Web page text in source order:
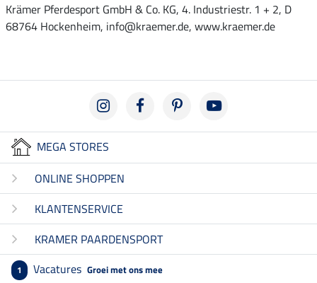
Krämer Pferdesport GmbH & Co. KG, 4. Industriestr. 1 + 2, D
68764 Hockenheim, info@kraemer.de, www.kraemer.de
MEGA STORES
ONLINE SHOPPEN
KLANTENSERVICE
KRAMER PAARDENSPORT
1 Vacatures Groei met ons mee